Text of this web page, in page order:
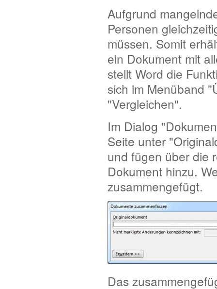
Aufgrund
Personen
müssen. Somit
ein Dokument mit
stellt Word die
sich im Menüband
"Vergleichen".
Im Dialog
Seite unter
und fügen über die
Dokument hinzu.
zusammengefügt.
Das